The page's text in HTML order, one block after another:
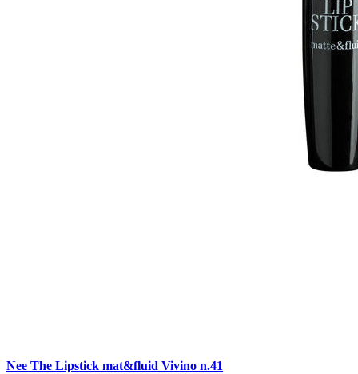
Nee The Lipstick mat&fluid Vivino n.41